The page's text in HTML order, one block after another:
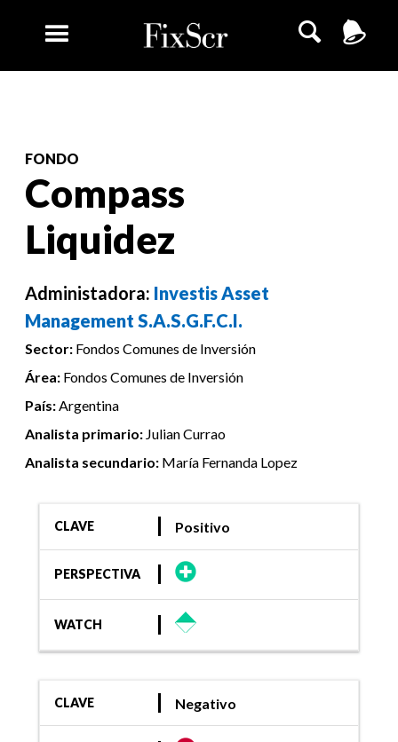
FONDO
Compass
Liquidez
Administadora: Investis Asset
Management S.A.S.G.F.C.I.
Sector: Fondos Comunes de Inversión
Área: Fondos Comunes de Inversión
País:Argentina
Analista primario: Julian Currao
Analista secundario: María Fernanda Lopez
CLAVE Positivo
PERSPECTIVA
WATCH
CLAVE Negativo